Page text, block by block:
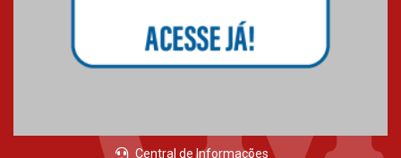
Central de Informações